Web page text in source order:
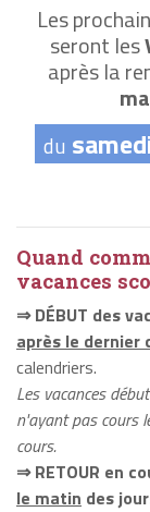
Les
seront les
après la
du
Quand
vacances
⇒ DÉBUT des
après le dernier
calendriers.
Les vacances
n'ayant pas cours
cours.
⇒ RETOUR en
le matin des